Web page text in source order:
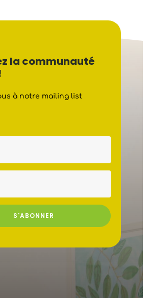
la communauté
à notre mailing list
S'ABONNER